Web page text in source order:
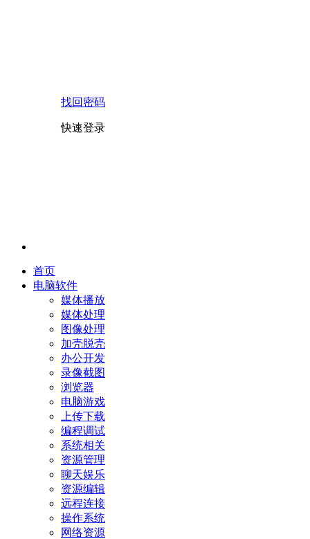
找回密码
快速登录
首页
电脑软件
媒体播放
媒体处理
图像处理
加壳脱壳
办公开发
录像截图
浏览器
电脑游戏
上传下载
编程调试
系统相关
资源管理
聊天娱乐
资源编辑
远程连接
操作系统
网络资源